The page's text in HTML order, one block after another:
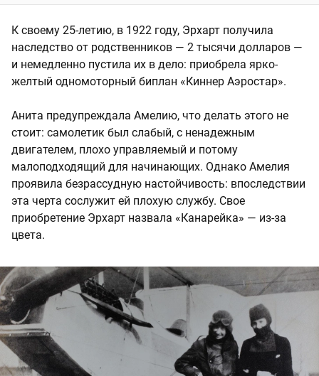
К своему 25-летию, в 1922 году, Эрхарт получила
наследство от родственников — 2 тысячи долларов —
и немедленно пустила их в дело: приобрела ярко-
желтый одномоторный биплан «Киннер Аэростар».
Анита предупреждала Амелию, что делать этого не
стоит: самолетик был слабый, с ненадежным
двигателем, плохо управляемый и потому
малоподходящий для начинающих. Однако Амелия
проявила безрассудную настойчивость: впоследствии
эта черта сослужит ей плохую службу. Свое
приобретение Эрхарт назвала «Канарейка» — из-за
цвета.